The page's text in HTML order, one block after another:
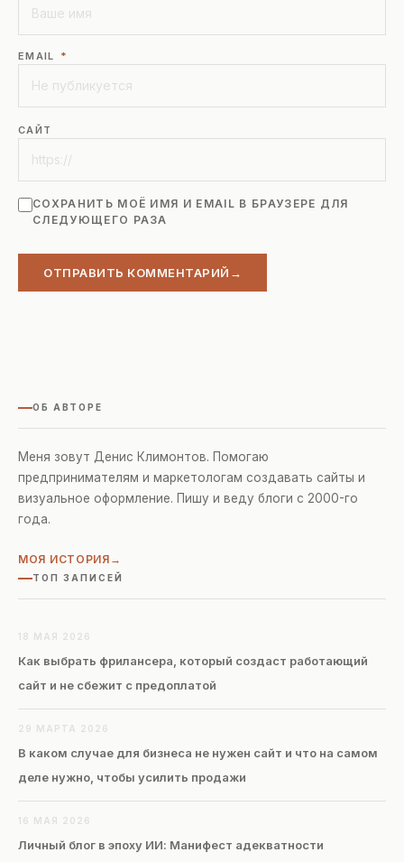
EMAIL *
САЙТ
СОХРАНИТЬ МОЁ ИМЯ И EMAIL В БРАУЗЕРЕ ДЛЯ
СЛЕДУЮЩЕГО РАЗА
ОТПРАВИТЬ КОММЕНТАРИЙ
ОБ АВТОРЕ
Меня зовут Денис Климонтов. Помогаю
предпринимателям и маркетологам создавать сайты и
визуальное оформление. Пишу и веду блоги с 2000-го
года.
МОЯ ИСТОРИЯ
ТОП ЗАПИСЕЙ
18 МАЯ 2026
Как выбрать фрилансера, который создаст работающий
сайт и не сбежит с предоплатой
29 МАРТА 2026
В каком случае для бизнеса не нужен сайт и что на самом
деле нужно, чтобы усилить продажи
16 МАЯ 2026
Личный блог в эпоху ИИ: Манифест адекватности